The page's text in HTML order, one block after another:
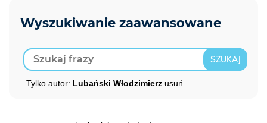
Tylko autor: Lubański Włodzimierz usuń